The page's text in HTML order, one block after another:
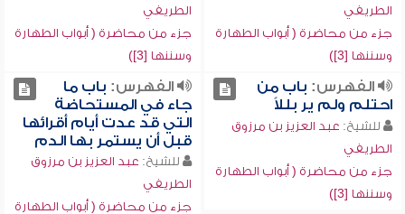
الطريفي
جزء من محاضرة ( أبواب الطهارة
وسننها [3])
الطريفي
جزء من محاضرة ( أبواب الطهارة
وسننها [3])
الفهرس: باب من
احتلم ولم ير بللاً
للشيخ: عبد العزيز بن مرزوق
الطريفي
جزء من محاضرة ( أبواب الطهارة
وسننها [3])
الفهرس: باب ما
جاء في المستحاضة
التي قد عدت أيام أقرائها
قبل أن يستمر بها الدم
للشيخ: عبد العزيز بن مرزوق
الطريفي
جزء من محاضرة ( أبواب الطهارة